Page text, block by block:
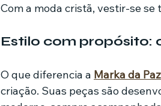
Com a moda cristã, vestir-se
Estilo com propósito:
O que diferencia a Marka da Paz
criação. Suas peças são